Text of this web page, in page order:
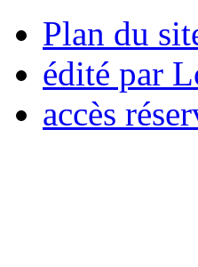
Plan du
édité par
accès